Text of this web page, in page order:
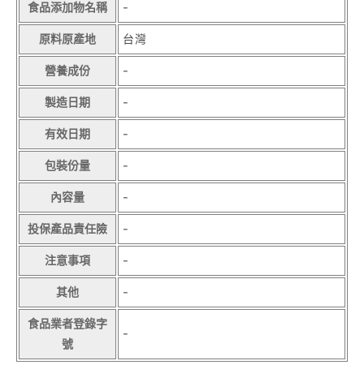
食品添加物名稱 -
原料原產地 台灣
營養成份 -
製造日期 -
有效日期 -
包裝份量 -
內容量 -
投保產品責任險 -
注意事項 -
其他 -
食品業者登錄字
號
-